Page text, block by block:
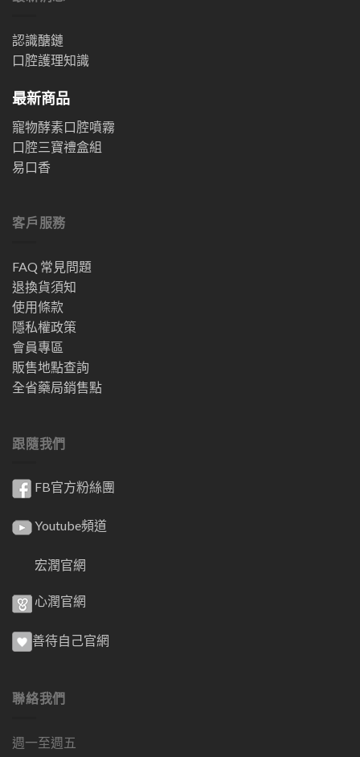
認識醣鏈
口腔護理知識
最新商品
寵物酵素口腔噴霧
口腔三寶禮盒組
易口香
客戶服務
FAQ 常見問題
退換貨須知
使用條款
隱私權政策
會員專區
販售地點查詢
全省藥局銷售點
跟隨我們
FB官方粉絲團
Youtube頻道
宏潤官網
心潤官網
善待自己官網
聯絡我們
週一至週五